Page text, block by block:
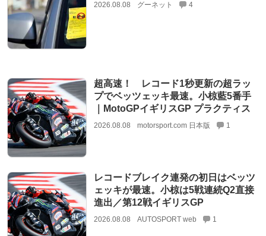
2026.08.08 グーネット 4
超高速！ レコード1秒更新の超ラッ
プでベッツェッキ最速。小椋藍5番手
｜MotoGPイギリスGP プラクティス
2026.08.08 motorsport.com 日本版 1
レコードブレイク連発の初日はベッツ
ェッキが最速。小椋は5戦連続Q2直接
進出／第12戦イギリスGP
2026.08.08 AUTOSPORT web 1